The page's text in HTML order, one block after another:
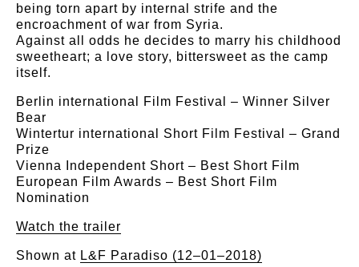
being torn apart by internal strife and the
encroachment of war from Syria.
Against all odds he decides to marry his childhood
sweetheart; a love story, bittersweet as the camp
itself.
Berlin international Film Festival – Winner Silver
Bear
Wintertur international Short Film Festival – Grand
Prize
Vienna Independent Short – Best Short Film
European Film Awards – Best Short Film
Nomination
Watch the trailer
Shown at L&F Paradiso (12–01–2018)